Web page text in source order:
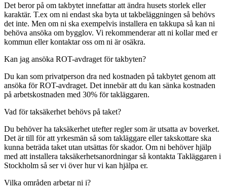
Det beror på om takbytet innefattar att ändra husets storlek eller
karaktär. T.ex om ni endast ska byta ut takbeläggningen så behövs
det inte. Men om ni ska exempelvis installera en takkupa så kan ni
behöva ansöka om bygglov. Vi rekommenderar att ni kollar med er
kommun eller kontaktar oss om ni är osäkra.
Kan jag ansöka ROT-avdraget för takbyten?
Du kan som privatperson dra ned kostnaden på takbytet genom att
ansöka för ROT-avdraget. Det innebär att du kan sänka kostnaden
på arbetskostnaden med 30% för takläggaren.
Vad för taksäkerhet behövs på taket?
Du behöver ha taksäkerhet utefter regler som är utsatta av boverket.
Det är till för att yrkesmän så som takläggare eller takskottare ska
kunna beträda taket utan utsättas för skador. Om ni behöver hjälp
med att installera taksäkerhetsanordningar så kontakta Takläggaren i
Stockholm så ser vi över hur vi kan hjälpa er.
Vilka områden arbetar ni i?